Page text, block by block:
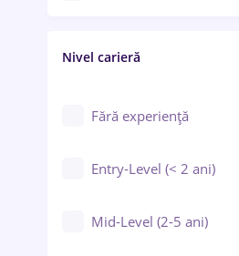
Educație / Training / Arte
Nivel carieră
Fără experiență
Entry-Level (< 2 ani)
Mid-Level (2-5 ani)